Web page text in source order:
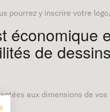
pourrez y inscrire votre
économique
de
aux dimensions de